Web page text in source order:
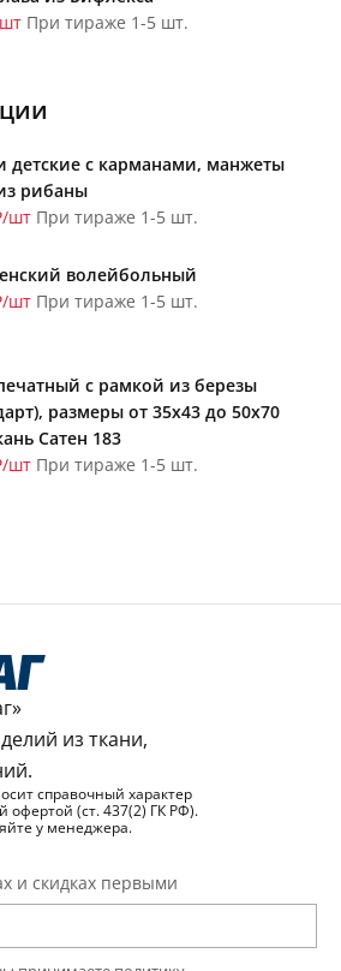
При тираже 1-5 шт.
детские с карманами, манжеты
рибаны
шт При тираже 1-5 шт.
волейбольный
шт При тираже 1-5 шт.
с рамкой из березы
размеры от 35х43 до 50х70
Сатен 183
шт При тираже 1-5 шт.
из ткани,
справочный характер
офертой (ст. 437(2) ГК РФ).
у менеджера.
и скидках первыми